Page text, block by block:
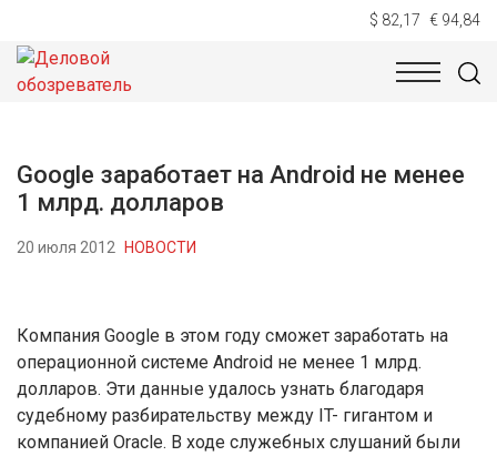
$ 82,17 € 94,84
НОВОСТИ
Google заработает на Android не менее
1 млрд. долларов
20 июля 2012 НОВОСТИ
Компания Google в этом году сможет заработать на
операционной системе Android не менее 1 млрд.
долларов. Эти данные удалось узнать благодаря
судебному разбирательству между IT- гигантом и
компанией Oracle. В ходе служебных слушаний были